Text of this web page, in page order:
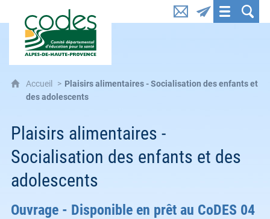
CoDES 04 : Comité départemental d'éducation
Accueil
Plaisirs alimentaires - Socialisation des enfants et
des adolescents
Plaisirs alimentaires -
Socialisation des enfants et des
adolescents
Ouvrage - Disponible en prêt au CoDES 04